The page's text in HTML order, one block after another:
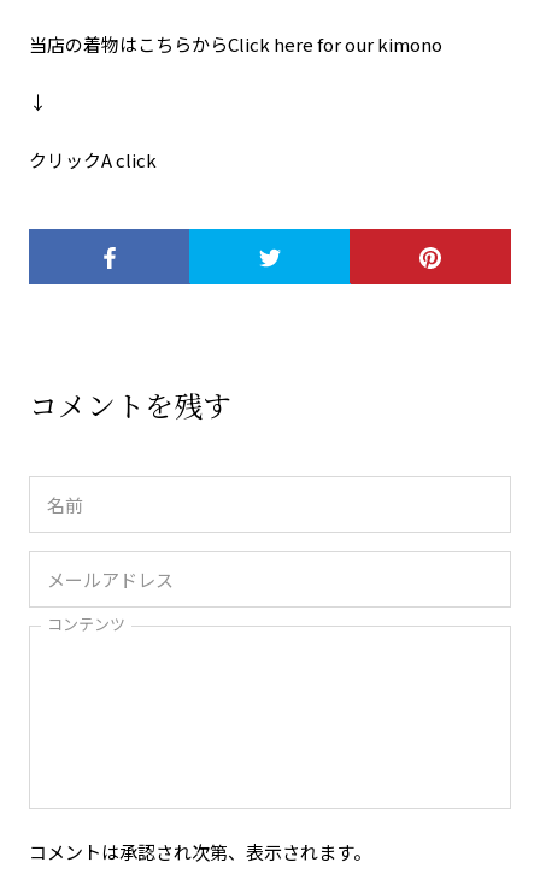
当店の着物はこちらからClick here for our kimono
↓
クリックA click
コメントを残す
コンテンツ
コメントは承認され次第、表示されます。